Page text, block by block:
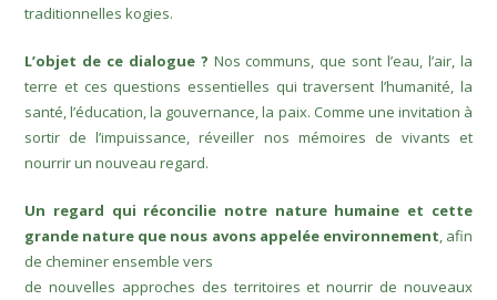
traditionnelles kogies.
L’objet de ce dialogue ? Nos communs, que sont l’eau, l’air, la
terre et ces questions essentielles qui traversent l’humanité, la
santé, l’éducation, la gouvernance, la paix. Comme une invitation à
sortir de l’impuissance, réveiller nos mémoires de vivants et
nourrir un nouveau regard.
Un regard qui réconcilie notre nature humaine et cette
grande nature que nous avons appelée environnement, afin
de cheminer ensemble vers
de nouvelles approches des territoires et nourrir de nouveaux